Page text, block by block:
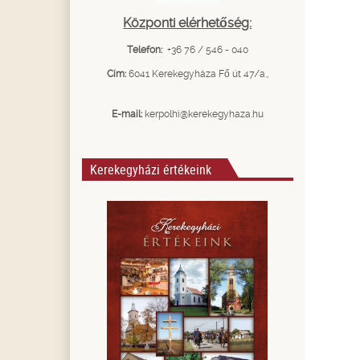
Központi elérhetőség:
Telefon: +36 76 / 546 - 040
Cím: 6041 Kerekegyháza Fő út 47/a.,
E-mail: kerpolhi@kerekegyhaza.hu
Kerekegyházi értékeink